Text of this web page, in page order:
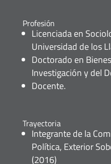
Profesión
Licenciada en
Universidad de los
Doctorado en
Investigación y del
Docente.
Trayectoria
Integrante de la
Política, Exterior
(2016)